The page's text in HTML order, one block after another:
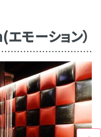
モーション）